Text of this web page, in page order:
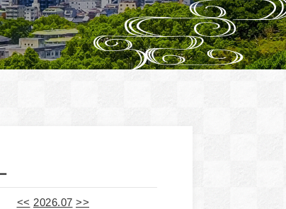
<< 2026.07 >>